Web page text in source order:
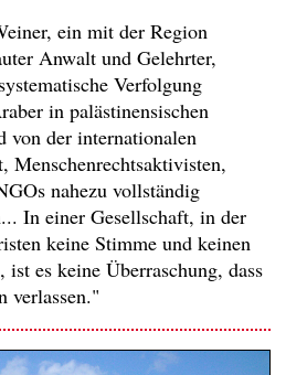
ein mit der Region
Anwalt und Gelehrter,
Verfolgung
in palästinensischen
von der internationalen
Menschenrechtsaktivisten,
nahezu vollständig
In einer Gesellschaft, in der
keine Stimme und keinen
ist es keine Überraschung, dass
verlassen."